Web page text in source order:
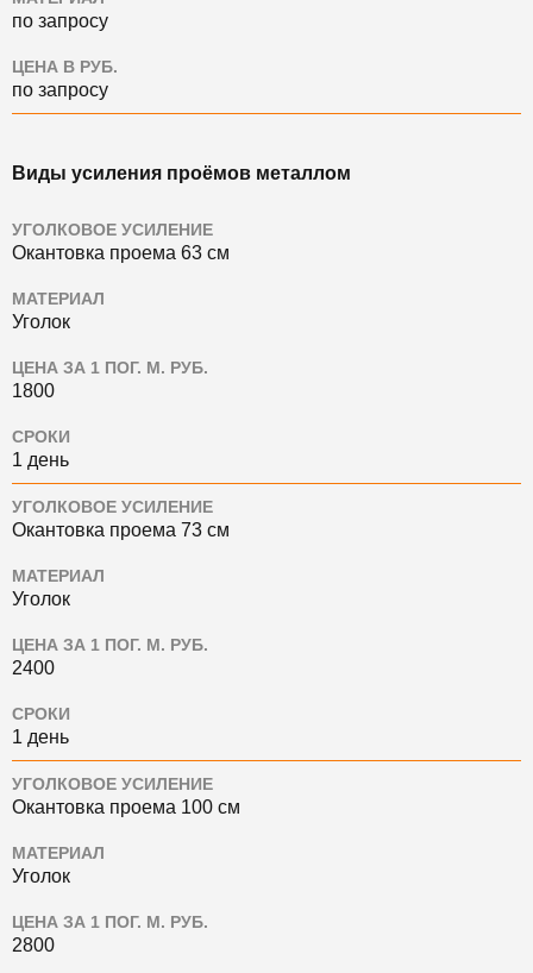
по запросу
ЦЕНА В РУБ.
по запросу
Виды усиления проёмов металлом
УГОЛКОВОЕ УСИЛЕНИЕ
Окантовка проема 63 см
МАТЕРИАЛ
Уголок
ЦЕНА ЗА 1 ПОГ. М. РУБ.
1800
СРОКИ
1 день
УГОЛКОВОЕ УСИЛЕНИЕ
Окантовка проема 73 см
МАТЕРИАЛ
Уголок
ЦЕНА ЗА 1 ПОГ. М. РУБ.
2400
СРОКИ
1 день
УГОЛКОВОЕ УСИЛЕНИЕ
Окантовка проема 100 см
МАТЕРИАЛ
Уголок
ЦЕНА ЗА 1 ПОГ. М. РУБ.
2800